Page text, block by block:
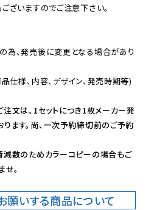
ざいますのでご注意下さい。
為、発売後に変更となる場合があり
様、内容、デザイン、発売時期等)
文は、1セットにつき1枚メーカー発
ます。尚、一次予約締切前のご予約
数のためカラーコピーの場合もご
。
願いする商品について